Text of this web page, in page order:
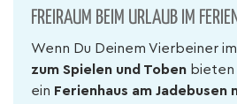
FREIRAUM BEIM URLAUB IM
Wenn Du Deinem Vierbeiner
zum Spielen und Toben
ein Ferienhaus am Jadebusen